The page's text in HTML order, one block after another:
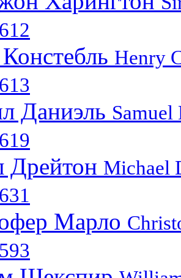
Henry
Даниэль Samuel
Дрейтон Michael
Марло